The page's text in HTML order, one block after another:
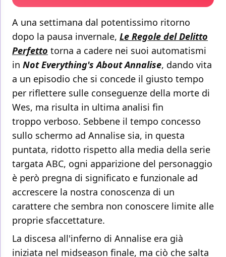
A una settimana dal potentissimo ritorno
dopo la pausa invernale, Le Regole del Delitto
Perfetto torna a cadere nei suoi automatismi
in Not Everything's About Annalise, dando vita
a un episodio che si concede il giusto tempo
per riflettere sulle conseguenze della morte di
Wes, ma risulta in ultima analisi fin
troppo verboso. Sebbene il tempo concesso
sullo schermo ad Annalise sia, in questa
puntata, ridotto rispetto alla media della serie
targata ABC, ogni apparizione del personaggio
è però pregna di significato e funzionale ad
accrescere la nostra conoscenza di un
carattere che sembra non conoscere limite alle
proprie sfaccettature.
La discesa all'inferno di Annalise era già
iniziata nel midseason finale, ma ciò che salta